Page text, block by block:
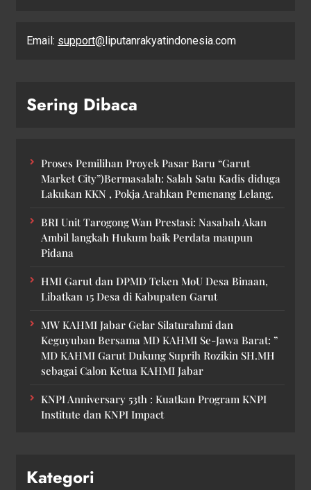
Email: support@liputanrakyatindonesia.com
Sering Dibaca
Proses Pemilihan Proyek Pasar Baru “Garut
Market City”)Bermasalah: Salah Satu Kadis diduga
Lakukan KKN , Pokja Arahkan Pemenang Lelang.
BRI Unit Tarogong Wan Prestasi: Nasabah Akan
Ambil langkah Hukum baik Perdata maupun
Pidana
HMI Garut dan DPMD Teken MoU Desa Binaan,
Libatkan 15 Desa di Kabupaten Garut
MW KAHMI Jabar Gelar Silaturahmi dan
Keguyuban Bersama MD KAHMI Se-Jawa Barat: ”
MD KAHMI Garut Dukung Suprih Rozikin SH.MH
sebagai Calon Ketua KAHMI Jabar
KNPI Anniversary 53th : Kuatkan Program KNPI
Institute dan KNPI Impact
Kategori